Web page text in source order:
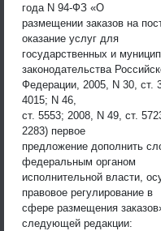
года N 94-ФЗ «О
размещении заказов на
оказание услуг для
государственных и
законодательства
Федерации, 2005, N 30, ст.
4015; N 46,
ст. 5553; 2008, N 49, ст.
2283) первое
предложение дополнить
федеральным органом
исполнительной власти,
правовое регулирование в
сфере размещения
следующей редакции: